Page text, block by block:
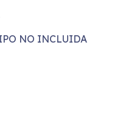
NO INCLUIDA